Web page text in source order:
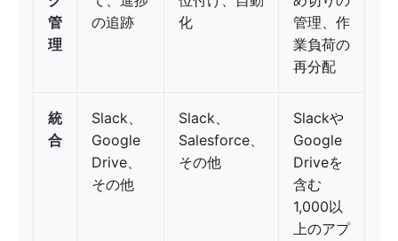
管
理
の追跡
化
管理、作
業負荷の
再分配
統
合
Slack、
Google
Drive、
その他
Slack、
Salesforce、
その他
Slackや
Google
Driveを
含む
1,000以
上のアプ